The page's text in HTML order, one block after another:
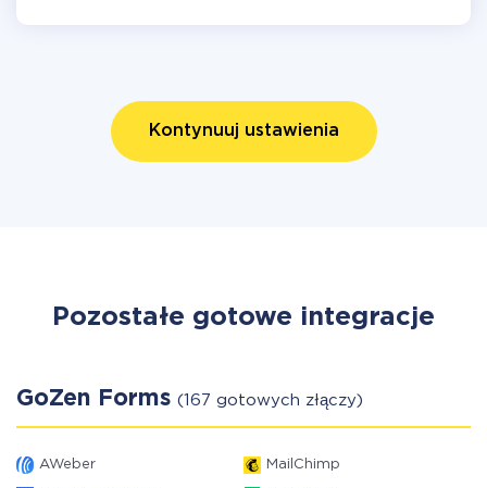
Kontynuuj ustawienia
Pozostałe gotowe integracje
GoZen Forms (167 gotowych złączy)
AWeber MailChimp